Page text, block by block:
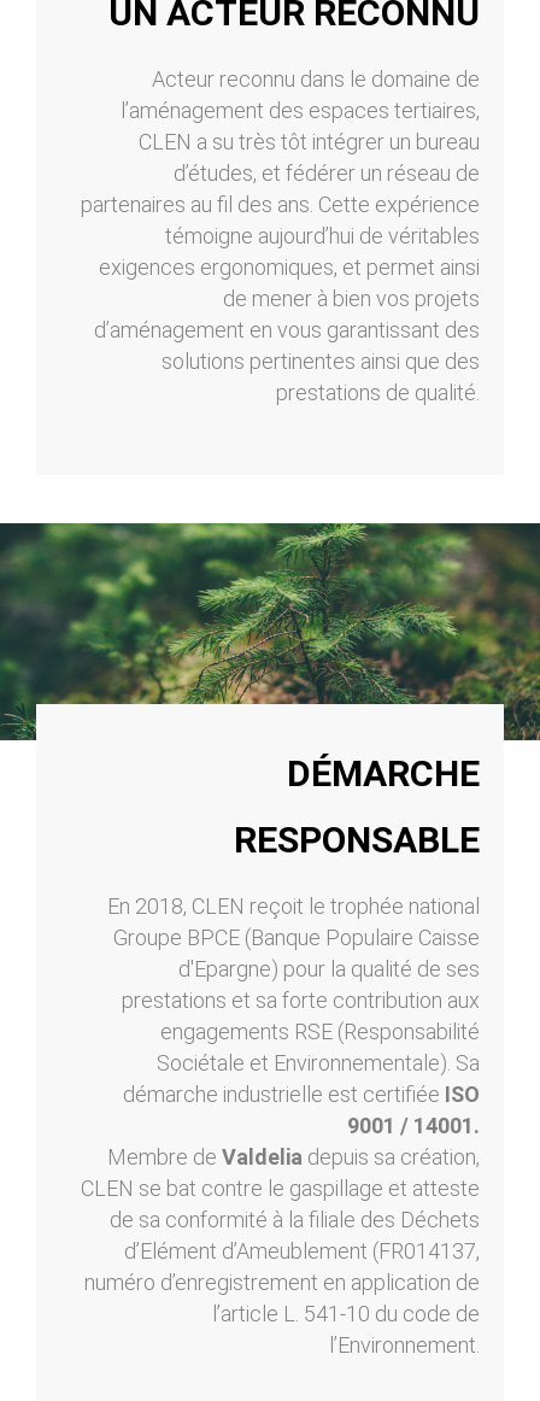
UN ACTEUR RECONNU
Acteur reconnu dans le domaine de
l’aménagement des espaces tertiaires,
CLEN a su très tôt intégrer un bureau
d’études, et fédérer un réseau de
partenaires au fil des ans. Cette expérience
témoigne aujourd’hui de véritables
exigences ergonomiques, et permet ainsi
de mener à bien vos projets
d’aménagement en vous garantissant des
solutions pertinentes ainsi que des
prestations de qualité.
DÉMARCHE
RESPONSABLE
En 2018, CLEN reçoit le trophée national
Groupe BPCE (Banque Populaire Caisse
d'Epargne) pour la qualité de ses
prestations et sa forte contribution aux
engagements RSE (Responsabilité
Sociétale et Environnementale). Sa
démarche industrielle est certifiée ISO
9001 / 14001.
Membre de Valdelia depuis sa création,
CLEN se bat contre le gaspillage et atteste
de sa conformité à la filiale des Déchets
d’Elément d’Ameublement (FR014137,
numéro d’enregistrement en application de
l’article L. 541-10 du code de
l’Environnement.